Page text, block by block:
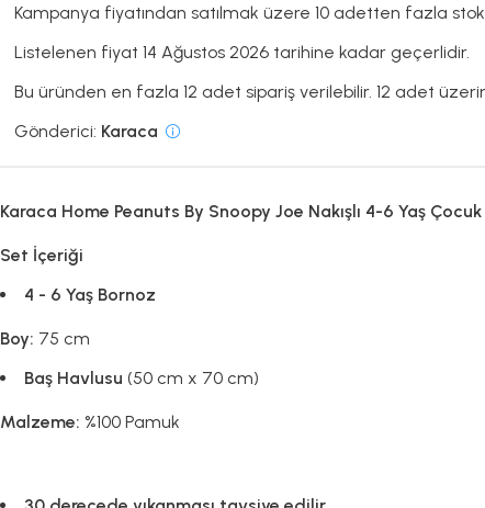
Kampanya fiyatından satılmak üzere 10 adetten fazla
Listelenen fiyat 14 Ağustos 2026 tarihine kadar geçerlidir.
Bu üründen en fazla 12 adet sipariş verilebilir. 12 adet
Gönderici: Karaca
Karaca Home Peanuts By Snoopy Joe Nakışlı 4-6 Yaş
Set İçeriği
4 - 6 Yaş Bornoz
Boy: 75 cm
Baş Havlusu(50 cm x 70 cm)
Malzeme: %100 Pamuk